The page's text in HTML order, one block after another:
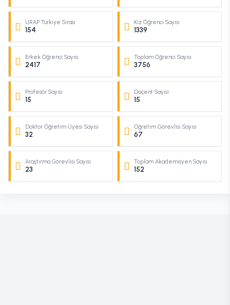
URAP Türkiye Sırası
154
Kız Öğrenci Sayısı
1339
Erkek Öğrenci Sayısı
2417
Toplam Öğrenci Sayısı
3756
Profesör Sayısı
15
Doçent Sayısı
15
Doktor Öğretim Üyesi Sayısı
32
Öğretim Görevlisi Sayısı
67
Araştırma Görevlisi Sayısı
23
Toplam Akademisyen Sayısı
152